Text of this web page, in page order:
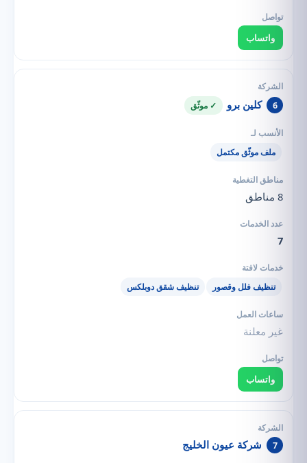
واتساب
6 كلين برو ✓ موثّق
ملف موثّق مكتمل
8 مناطق
7
تنظيف فلل وقصور تنظيف شقق دوبلكس
غير معلنة
واتساب
7 شركة عيون الخليج